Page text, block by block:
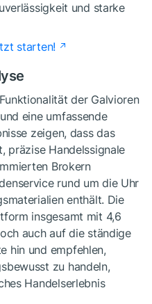
und starke
starten!
der Galvioren
eine umfassende
zeigen, dass das
präzise Handelssignale
Brokern
rund um die Uhr
enthält. Die
insgesamt mit 4,6
auch auf die ständige
hin und empfehlen,
zu handeln,
Handelserlebnis